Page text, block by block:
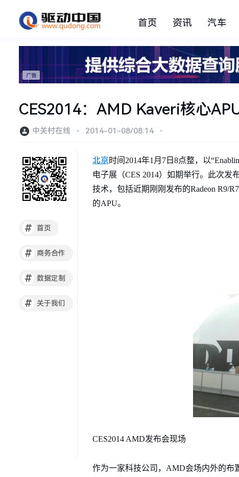
首页 资讯 汽车
CES2014：AMD Kaveri核心
中关村在线 ⋅ 2014-01-08/08:14 ⋅
# 首页
# 商务合作
# 数据定制
# 关于我们
北京时间2014年1月7日8点整，以
电子展（CES 2014）如期举行。此次发
技术，包括近期刚刚发布的Radeon R9/
的APU。
CES2014 AMD发布会现场
作为一家科技公司，AMD会场内外的布